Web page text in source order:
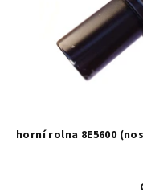
horní rolna 8E5600